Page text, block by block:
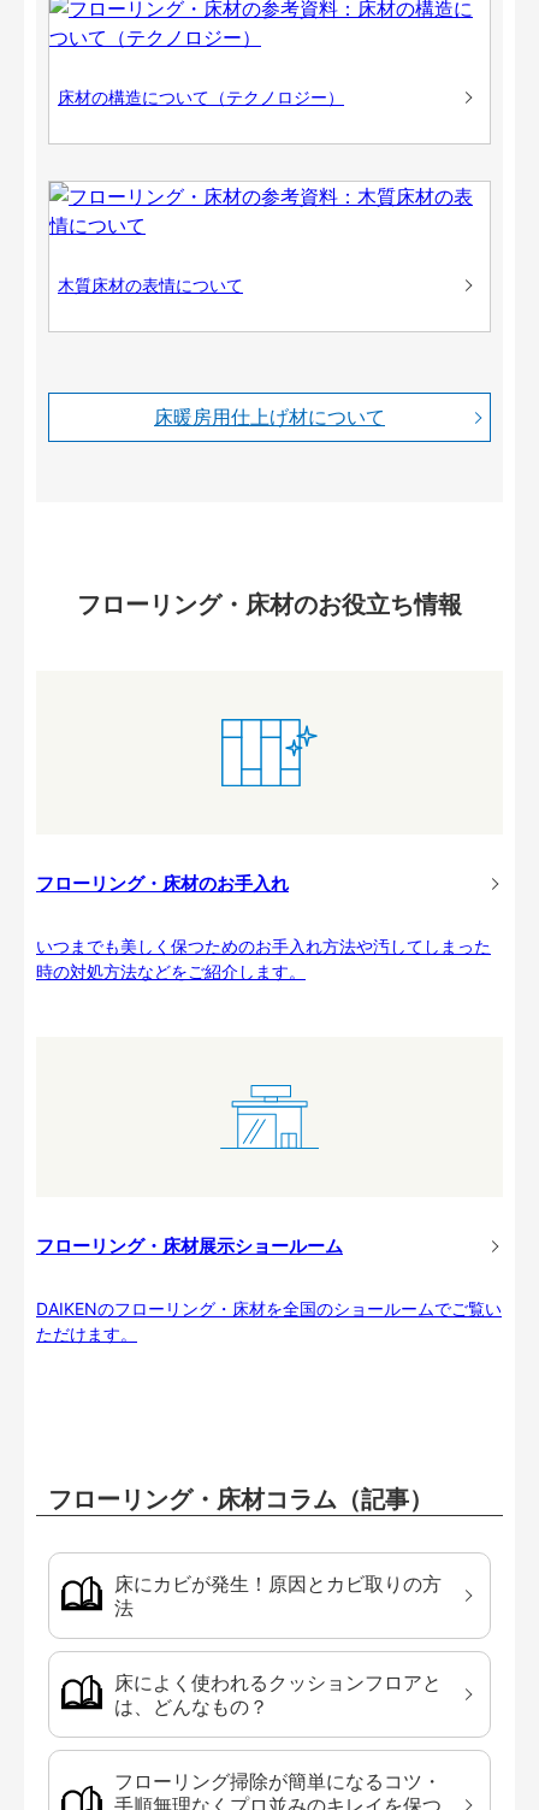
床材の構造について（テクノロジー）
木質床材の表情について
床暖房用仕上げ材について
フローリング・床材のお役立ち情報
フローリング・床材のお手入れ
いつまでも美しく保つためのお手入れ方法や汚してしまった
時の対処方法などをご紹介します。
フローリング・床材展示ショールーム
DAIKENのフローリング・床材を全国のショールームでご覧い
ただけます。
フローリング・床材コラム（記事）
床にカビが発生！原因とカビ取りの方
法
床によく使われるクッションフロアと
は、どんなもの？
フローリング掃除が簡単になるコツ・
手順無理なくプロ並みのキレイを保つ